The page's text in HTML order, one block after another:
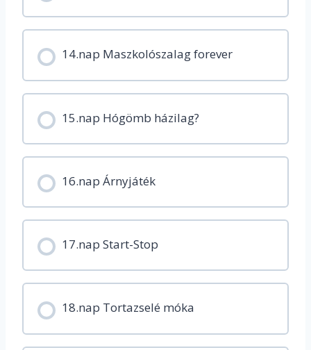
14.nap Maszkolószalag forever
15.nap Hógömb házilag?
16.nap Árnyjáték
17.nap Start-Stop
18.nap Tortazselé móka